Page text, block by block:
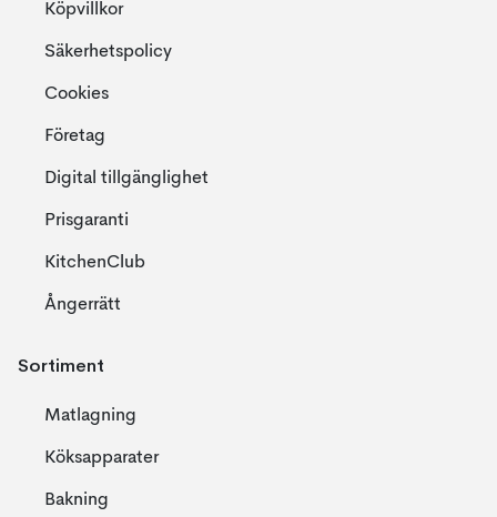
Köpvillkor
Säkerhetspolicy
Cookies
Företag
Digital tillgänglighet
Prisgaranti
KitchenClub
Ångerrätt
Sortiment
Matlagning
Köksapparater
Bakning